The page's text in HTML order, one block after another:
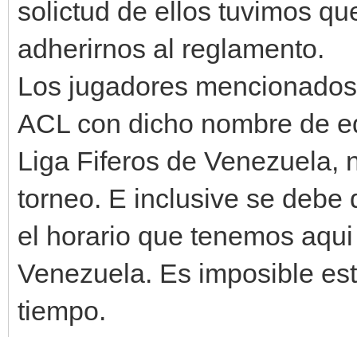
solictud de ellos tuvimos
adherirnos al reglamento.
Los jugadores
ACL con dicho nombre de
Liga Fiferos de Venezuela,
torneo. E inclusive se debe
el horario que tenemos
Venezuela. Es imposible
tiempo.